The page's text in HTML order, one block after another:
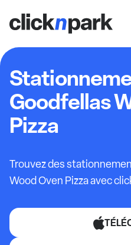
Goodfellas
Pizza
Trouvez des
Wood Oven Pizza avec